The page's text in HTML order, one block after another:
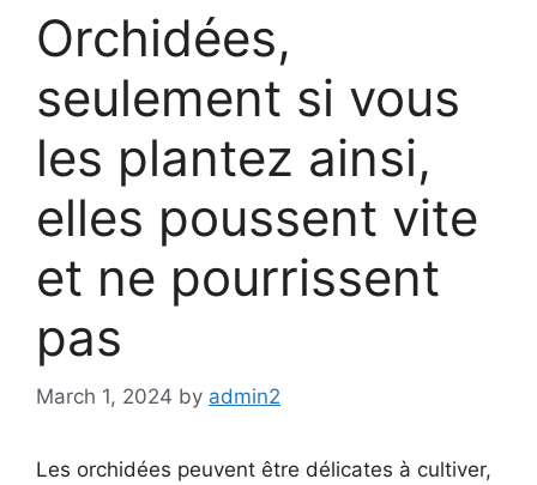
Orchidées,
seulement si vous
les plantez ainsi,
elles poussent vite
et ne pourrissent
pas
March 1, 2024 by admin2
Les orchidées peuvent être délicates à cultiver,